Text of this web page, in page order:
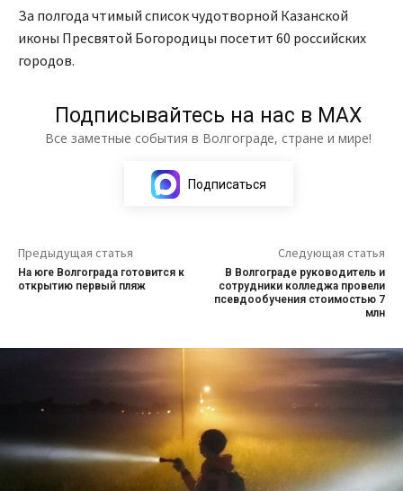
За полгода чтимый список чудотворной Казанской
иконы Пресвятой Богородицы посетит 60 российских
городов.
Подписывайтесь на нас в МАХ
Все заметные события в Волгограде, стране и мире!
Подписаться
Предыдущая статья
На юге Волгограда готовится к
открытию первый пляж
Следующая статья
В Волгограде руководитель и
сотрудники колледжа провели
псевдообучения стоимостью 7
млн